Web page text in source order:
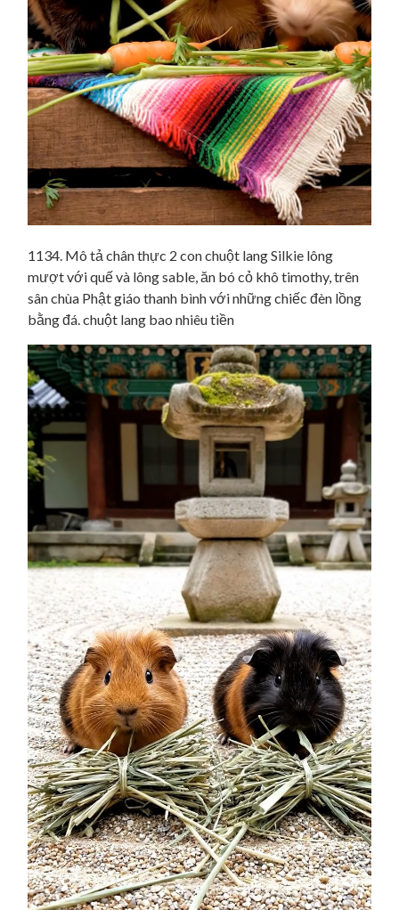
1134. Mô tả chân thực 2 con chuột lang Silkie lông
mượt với quế và lông sable, ăn bó cỏ khô timothy, trên
sân chùa Phật giáo thanh bình với những chiếc đèn lồng
bằng đá. chuột lang bao nhiêu tiền